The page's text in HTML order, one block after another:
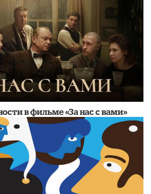
в фильме «За нас с вами»